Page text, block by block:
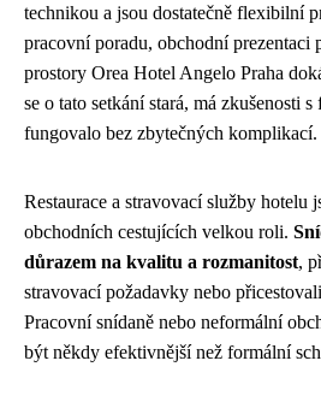
technikou a jsou dostatečně flexibilní
pracovní poradu, obchodní
prostory Orea Hotel Angelo Praha
se o tato setkání stará, má zkušenosti
fungovalo bez zbytečných komplikací.
Restaurace a stravovací služby hotelu
obchodních cestujících velkou roli.
důrazem na kvalitu a rozmanitost,
stravovací požadavky nebo
Pracovní snídaně nebo neformální
být někdy efektivnější než formální